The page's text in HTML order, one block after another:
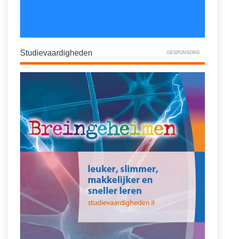
Studievaardigheden GESPONSORD